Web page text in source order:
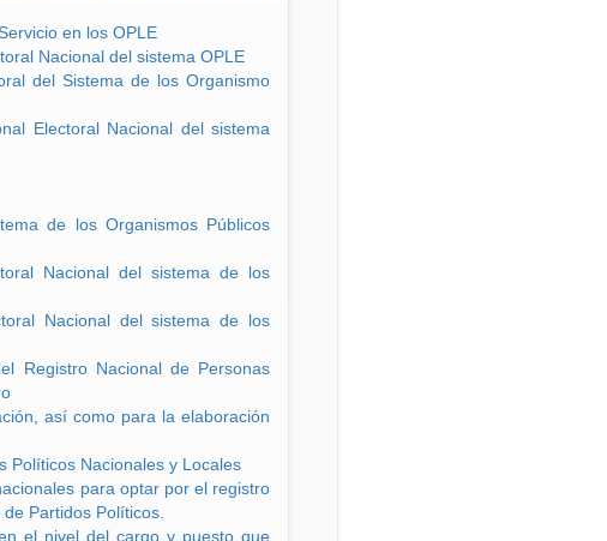
en los OPLE
Nacional del sistema OPLE
del Sistema de los Organismo
Electoral Nacional del sistema
de los Organismos Públicos
Nacional del sistema de los
Nacional del sistema de los
Registro Nacional de Personas
así como para la elaboración
Políticos Nacionales y Locales
para optar por el registro
Partidos Políticos.
el nivel del cargo y puesto que